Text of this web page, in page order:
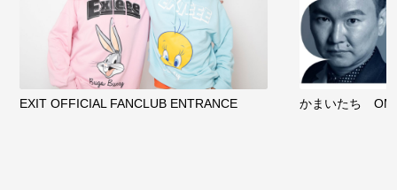
EXIT OFFICIAL FANCLUB ENTRANCE かまいたち